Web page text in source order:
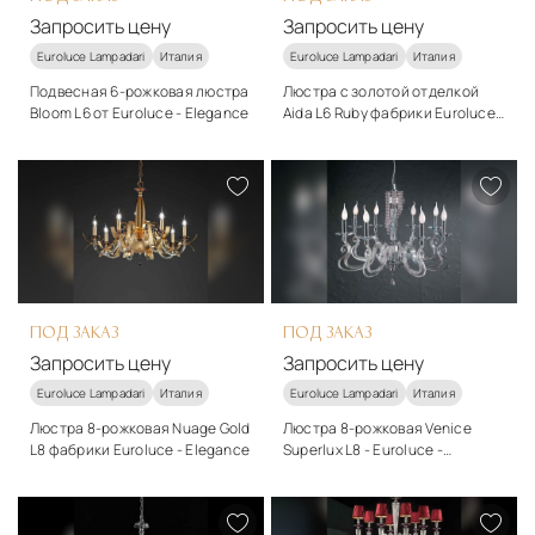
Запросить цену
Euroluce Lampadari Италия
Подвесная 6-рожковая люстра
Bloom L6 от Euroluce - Elegance
классический
Подробнее
Запросить цену
Запросить цену
Euroluce Lampadari Италия
Люстра с золотой отделкой
Aida L6 Ruby фабрики Euroluce -
классический
Подробнее
Запросить цену
ПОД ЗАКАЗ
Запросить цену
Euroluce Lampadari Италия
Люстра 8-рожковая Nuage Gold
L8 фабрики Euroluce - Elegance
классический
ПОД ЗАКАЗ
Запросить цену
Euroluce Lampadari Италия
Люстра 8-рожковая Venice
Superlux L8 - Euroluce -
классический